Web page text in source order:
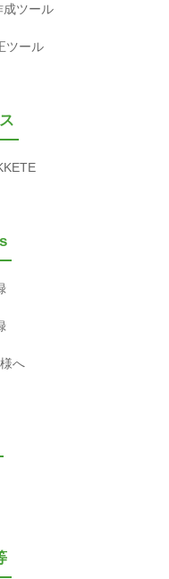
成ツール
ツール
へ